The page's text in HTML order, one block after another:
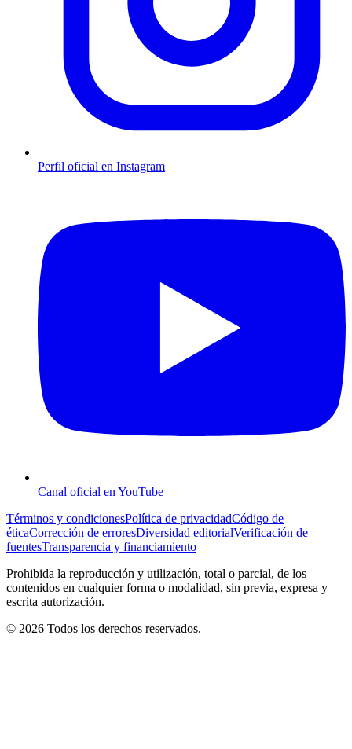
Perfil oficial en Instagram
Canal oficial en YouTube
Términos y condicionesPolítica de privacidadCódigo de
éticaCorrección de erroresDiversidad editorialVerificación de
fuentesTransparencia y financiamiento
Prohibida la reproducción y utilización, total o parcial, de los
contenidos en cualquier forma o modalidad, sin previa, expresa y
escrita autorización.
© 2026 Todos los derechos reservados.